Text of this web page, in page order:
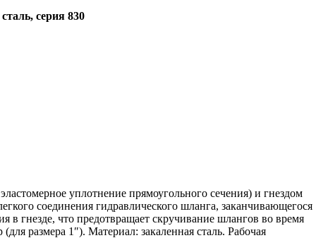
серия 830
уплотнение прямоугольного сечения) и гнездом
соединения гидравлического шланга, заканчивающегося
гнезде, что предотвращает скручивание шлангов во время
размера 1″). Материал: закаленная сталь. Рабочая